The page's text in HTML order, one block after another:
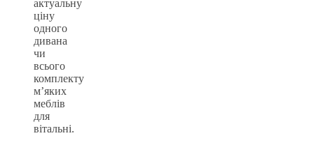
актуальну
ціну
одного
дивана
чи
всього
комплекту
м’яких
меблів
для
вітальні.